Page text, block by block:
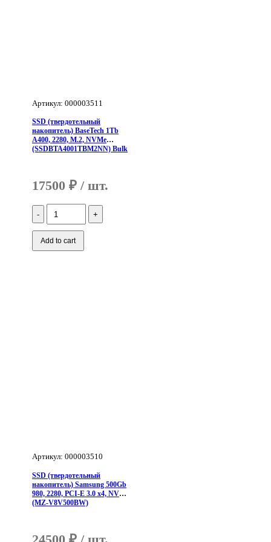
Артикул: 000003511
SSD (твердотельный
накопитель) BaseTech 1Tb
A400, 2280, M.2, NVMe
(SSDBTA4001TBM2NN) Bulk
17500 ₽
Количество
SSD
(твердотельный
накопитель)
BaseTech
Add to cart
Артикул: 000003510
SSD (твердотельный
накопитель) Samsung 500Gb
980, 2280, PCI-E 3.0 x4, NVMe
(MZ-V8V500BW)